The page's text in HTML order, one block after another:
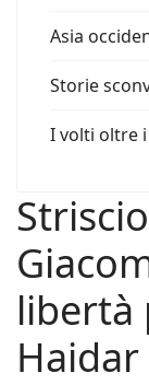
Asia
Storie
I volti oltre
libertà
Haidar